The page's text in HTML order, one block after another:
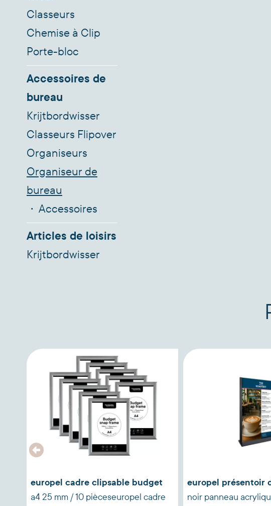
Classeurs
Chemise à Clip
Porte-bloc
Accessoires de
bureau
Krijtbordwisser
Classeurs Flipover
Organiseurs
Organiseur de
bureau
Accessoires
Articles de loisirs
Krijtbordwisser
europel cadre clipsable budget
a4 25 mm / 10 pièceseuropel cadre
europel présentoir
noir panneau